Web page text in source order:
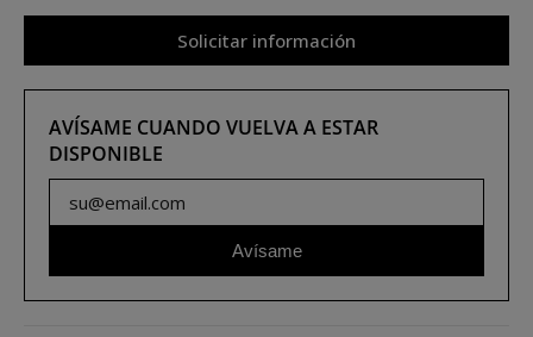
Solicitar información
AVÍSAME CUANDO VUELVA A ESTAR
DISPONIBLE
Avísame